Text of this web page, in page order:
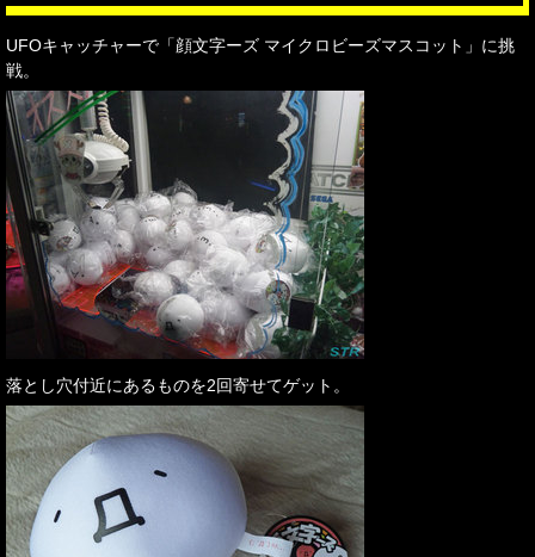
UFOキャッチャーで「顔文字ーズ マイクロビーズマスコット」に挑
戦。
落とし穴付近にあるものを2回寄せてゲット。